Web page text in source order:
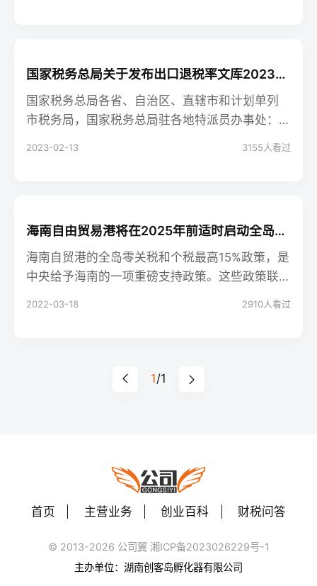
国家税务总局关于发布出口退税率文库2023A版的通知
国家税务总局各省、自治区、直辖市和计划单列
市税务局，国家税务总局驻各地特派员办事处：
2023-02-13 3155 人看过
海南自由贸易港将在2025年前适时启动全岛封关，对符合条件的企业和个人减免所得税
海南自贸港的全岛零关税和个税最高15%政策，是
中央给予海南的一项重磅支持政策。这些政策联
2022-03-18 2910人看过
1/1
首页 主营业务 创业百科 财税问答
© 2013-2026 公司翼 湘ICP备2023026229号-1
主办单位：湖南创客岛孵化器有限公司